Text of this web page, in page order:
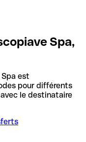
Spa,
est
pour différents
le destinataire